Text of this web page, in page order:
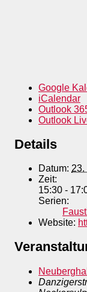
Google
iCalendar
Outlook
Outlook
Details
Datum: 23.
Zeit:
15:30 -
Serien:
Website: